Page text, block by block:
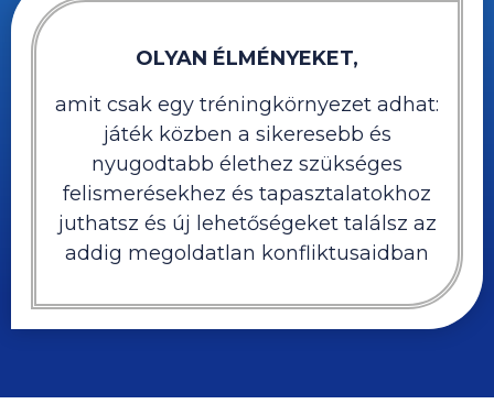
OLYAN ÉLMÉNYEKET,
amit csak egy tréningkörnyezet adhat:
játék közben a sikeresebb és
nyugodtabb élethez szükséges
felismerésekhez és tapasztalatokhoz
juthatsz és új lehetőségeket találsz az
addig megoldatlan konfliktusaidban